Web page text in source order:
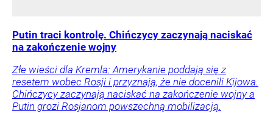
Putin traci kontrolę. Chińczycy zaczynają naciskać
na zakończenie wojny
Złe wieści dla Kremla: Amerykanie poddają się z
resetem wobec Rosji i przyznają, że nie docenili Kijowa.
Chińczycy zaczynają naciskać na zakończenie wojny a
Putin grozi Rosjanom powszechną mobilizacją.